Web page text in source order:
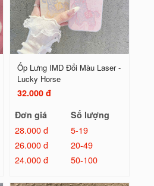
Ốp Lưng IMD Đổi Màu Laser -
Lucky Horse
32.000 đ
Đơn giá
Số lượng
28.000 đ
5-19
26.000 đ
20-49
24.000 đ
50-100